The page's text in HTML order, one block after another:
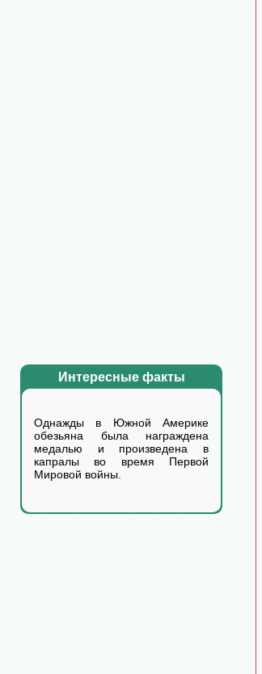
Интересные факты
Однажды в Южной Америке
обезьяна была награждена
медалью и произведена в
капралы во время Первой
Мировой войны.